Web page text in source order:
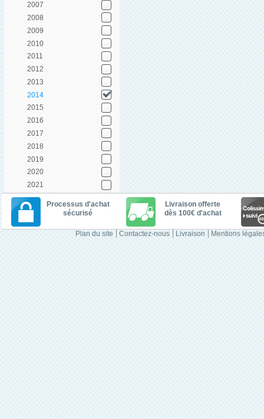
2007
2008
2009
2010
2011
2012
2013
2014
2015
2016
2017
2018
2019
2020
2021
Processus d'achat
sécurisé
Livraison offerte
dès 100€ d'achat
Plan du site Contactez-nous Livraison Mentions